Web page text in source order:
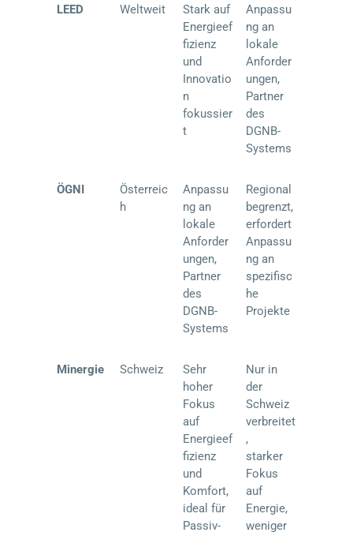
LEED Weltweit
Stark auf
Energieef
fizienz
und
Innovatio
n
fokussier
t
Anpassu
ng an
lokale
Anforder
ungen,
Partner
des
DGNB-
Systems
ÖGNI
Österreic
h
Anpassu
ng an
lokale
Anforder
ungen,
Partner
des
DGNB-
Systems
Regional
begrenzt,
erfordert
Anpassu
ng an
spezifisc
he
Projekte
Minergie Schweiz
Sehr
hoher
Fokus
auf
Energieef
fizienz
und
Komfort,
ideal für
Passiv-
Nur in
der
Schweiz
verbreitet
,
starker
Fokus
auf
Energie,
weniger